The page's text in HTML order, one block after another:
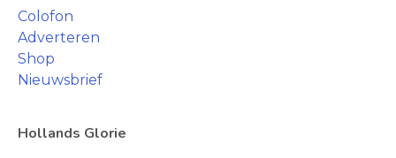
Colofon
Adverteren
Shop
Nieuwsbrief
Hollands Glorie